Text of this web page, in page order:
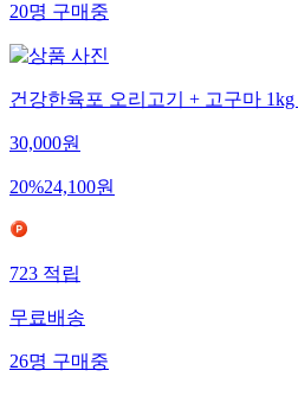
20명 구매중
건강한육포 오리고기 + 고구마 1kg
30,000원
20%24,100원
723 적립
무료배송
26명 구매중